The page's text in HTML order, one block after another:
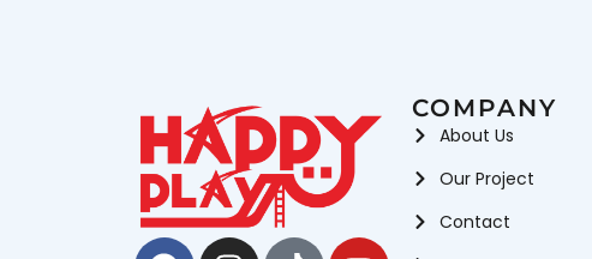
COMPANY
About Us
Our Project
Contact